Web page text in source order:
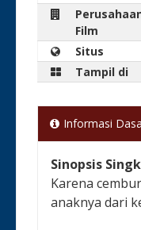
Film
Situs
Tampil di
Informasi
Sinopsis
Karena
anaknya dari